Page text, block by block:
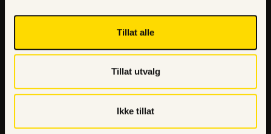
Tillat alle
Tillat utvalg
Ikke tillat
Håndball
Svømming
Turn
E-sport
Ski
Badminton
Trim